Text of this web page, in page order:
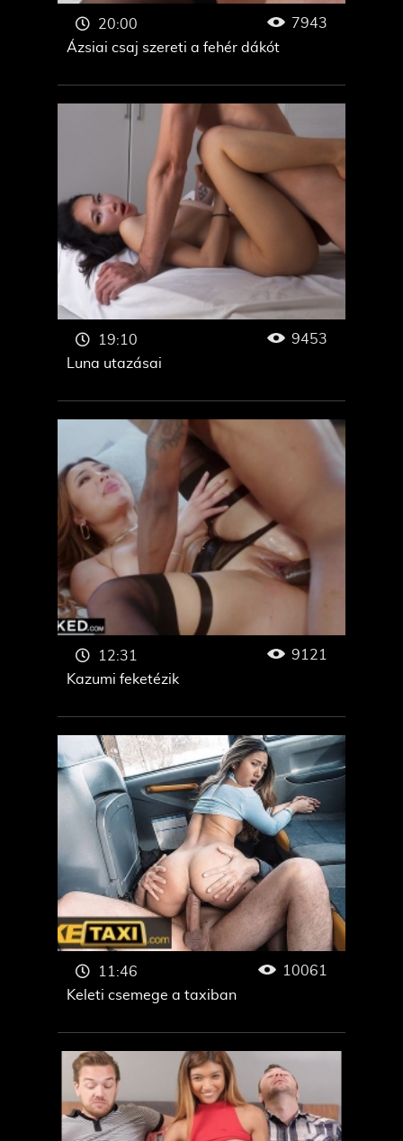
Ázsiai csaj szereti a fehér dákót
20:00 7943
Luna utazásai
19:10 9453
Kazumi feketézik
12:31 9121
Keleti csemege a taxiban
11:46 10061